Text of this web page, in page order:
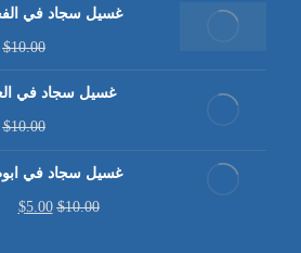
غسيل سجاد في الفجيرة
$10.00
غسيل سجاد في العين
$10.00
غسيل سجاد في ابوظبي
$10.00
$5.00